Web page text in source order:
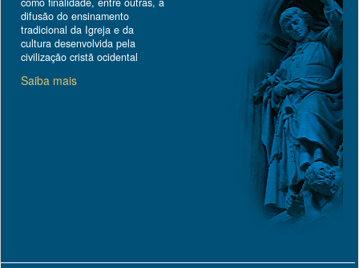
difusão do ensinamento
tradicional da Igreja e da
cultura desenvolvida pela
civilização cristã ocidental
Saiba mais